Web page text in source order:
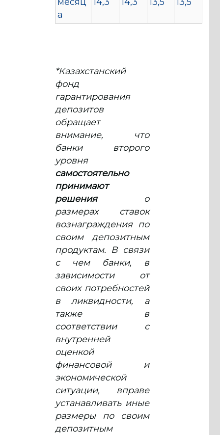
а
*Казахстанский
фонд
гарантирования
депозитов
обращает
внимание, что
банки второго
уровня
самостоятельно
принимают
решенияо
размерах ставок
вознаграждения по
своим депозитным
продуктам. В связи
с чем банки, в
зависимости от
своих потребностей
в ликвидности, а
также в
соответствии с
внутренней
оценкой
финансовой и
экономической
ситуации, вправе
устанавливать иные
размеры по своим
депозитным